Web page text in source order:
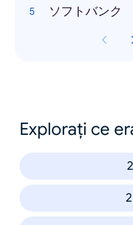
ソフトバンク
Explorați ce